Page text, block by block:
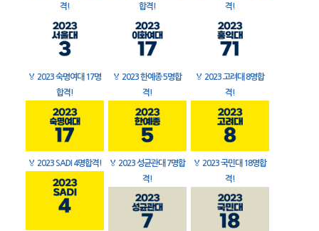
격!
합격!
격!
🏅 2023 숙명여대 17명
합격!
🏅 2023 한예종 5명합
격!
🏅 2023 고려대 8명합
격!
🏅 2023 SADI 4명합격! 🏅 2023 성균관대 7명합
격!
🏅 2023 국민대 18명합
격!